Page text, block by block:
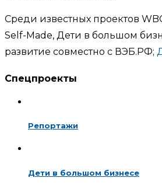
Среди известных проектов
Self-Made, Дети в большом
развитие совместно с ВЭБ.РФ;
Спецпроекты
Репортажи
Дети в большом бизнесе